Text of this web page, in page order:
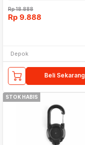
Rp18.888
Rp 9.888
Depok
Beli Sekarang
STOK HABIS